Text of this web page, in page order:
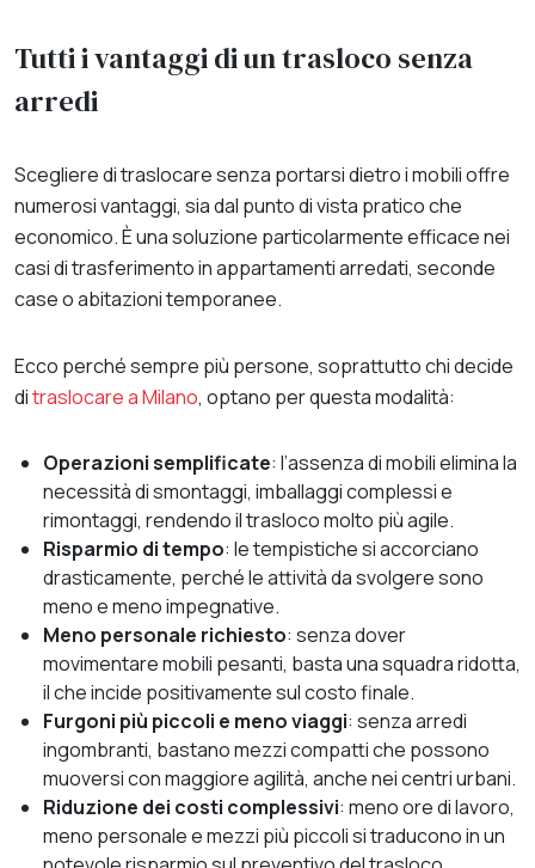
Tutti i vantaggi di un trasloco senza
arredi
Scegliere di traslocare senza portarsi dietro i mobili offre
numerosi vantaggi, sia dal punto di vista pratico che
economico. È una soluzione particolarmente efficace nei
casi di trasferimento in appartamenti arredati, seconde
case o abitazioni temporanee.
Ecco perché sempre più persone, soprattutto chi decide
ditraslocare a Milano, optano per questa modalità:
Operazioni semplificate: l’assenza di mobili elimina la
necessità di smontaggi, imballaggi complessi e
rimontaggi, rendendo il trasloco molto più agile.
Risparmio di tempo: le tempistiche si accorciano
drasticamente, perché le attività da svolgere sono
meno e meno impegnative.
Meno personale richiesto: senza dover
movimentare mobili pesanti, basta una squadra ridotta,
il che incide positivamente sul costo finale.
Furgoni più piccoli e meno viaggi: senza arredi
ingombranti, bastano mezzi compatti che possono
muoversi con maggiore agilità, anche nei centri urbani.
Riduzione dei costi complessivi: meno ore di lavoro,
meno personale e mezzi più piccoli si traducono in un